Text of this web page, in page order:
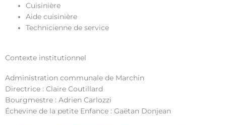
Cuisinière
Aide cuisinière
Technicienne de service
Contexte institutionnel
Administration communale de Marchin
Directrice : Claire Coutillard
Bourgmestre : Adrien Carlozzi
Échevine de la petite Enfance : Gaëtan Donjean